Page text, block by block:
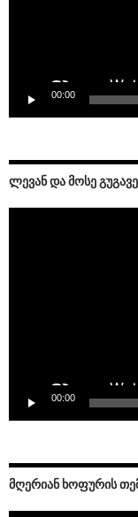
00:00
ᲚᲔᲕᲐᲜ ᲓᲐ ᲛᲝᲡᲔ
00:00
ᲛᲦᲔᲠᲘᲐᲜ ᲮᲝᲤᲣᲠᲘᲡ